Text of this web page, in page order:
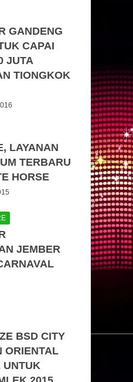
GANDENG
CAPAI
JUTA
TIONGKOK
LAYANAN
TERBARU
HORSE
JEMBER
BSD CITY
ORIENTAL
UNTUK